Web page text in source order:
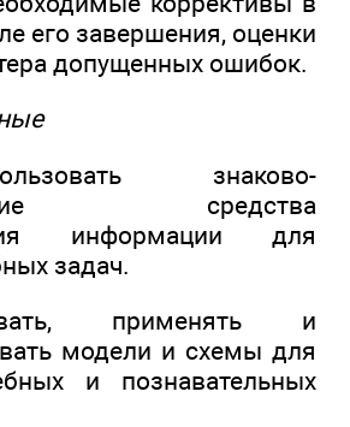
его завершения, оценки
допущенных ошибок.
знаково-
средства
информации для
задач.
применять и
модели и схемы для
и познавательных